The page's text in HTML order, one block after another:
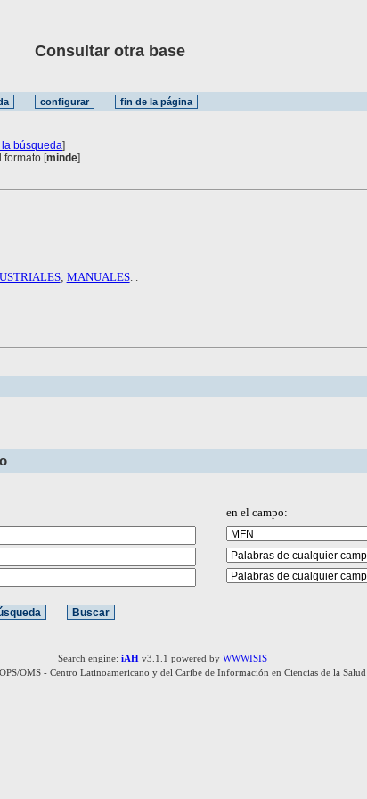
otra base
búsqueda]
formato [minde]
; MANUALES. .
en el campo:
Search engine:iAH v3.1.1 powered byWWWISIS
OMS - Centro Latinoamericano y del Caribe de Información en Ciencias de la Salud